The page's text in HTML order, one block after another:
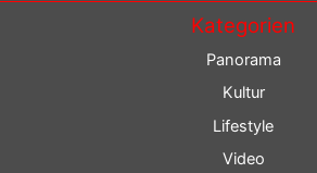
Kategorien
Panorama
Kultur
Lifestyle
Video